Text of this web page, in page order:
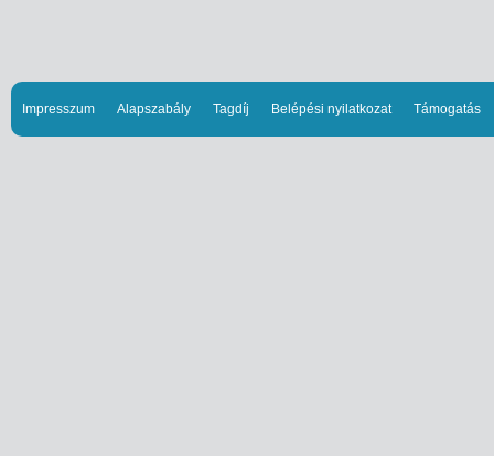
Impresszum Alapszabály Tagdíj Belépési nyilatkozat Támogatás